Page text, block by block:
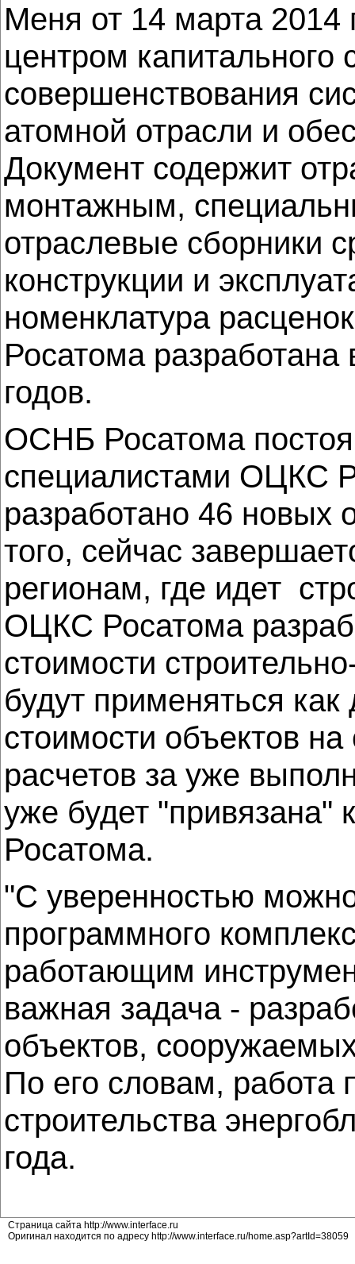
Меня от 14 марта
центром
совершенствования
атомной отрасли и
Документ содержит
монтажным,
отраслевые сборники
конструкции и
номенклатура
Росатома
годов.
ОСНБ Росатома
специалистами ОЦКС
разработано 46 новых
того, сейчас
регионам, где идет
ОЦКС Росатома
стоимости
будут применяться
стоимости объектов
расчетов за уже
уже будет "привязана"
Росатома.
"С уверенностью
программного
работающим
важная задача -
объектов,
По его словам, работа
строительства
года.
Страница сайта http://www.interface.ru
Оригинал находится по адресу http://www.interface.ru/home.asp?artId=38059